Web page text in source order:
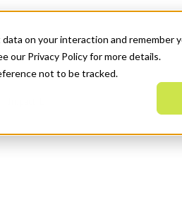
on your interaction and remember
our Privacy Policy for more details.
not to be tracked.